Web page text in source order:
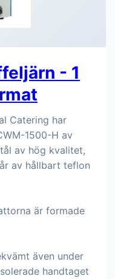
- 1
Catering har
1500-H av
av hög kvalitet,
av hållbart teflon
är formade
även under
handtaget